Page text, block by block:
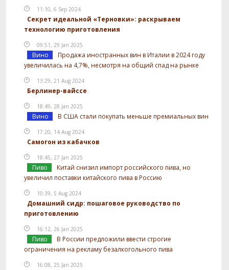
11:10, 6 Sep 2024
Секрет идеальной «Терновки»: раскрываем
технологию приготовления
09:51, 29 Jan 2025
Вино
Продажа иностранных вин в Италии в 2024 году
увеличилась на 4,7%, несмотря на общий спад на рынке
13:29, 21 Aug 2024
Берлинер-вайссе
18:49, 28 Jan 2025
Вино В США стали покупать меньше премиальных вин
17:20, 14 Aug 2024
Самогон из кабачков
18:45, 27 Jan 2025
Пиво
Китай снизил импорт российского пива, но
увеличил поставки китайского пива в Россию
10:39, 5 Aug 2024
Домашний сидр: пошаговое руководство по
приготовлению
16:12, 26 Jan 2025
Пиво
В России предложили ввести строгие
ограничения на рекламу безалкогольного пива
16:08, 25 Jan 2025